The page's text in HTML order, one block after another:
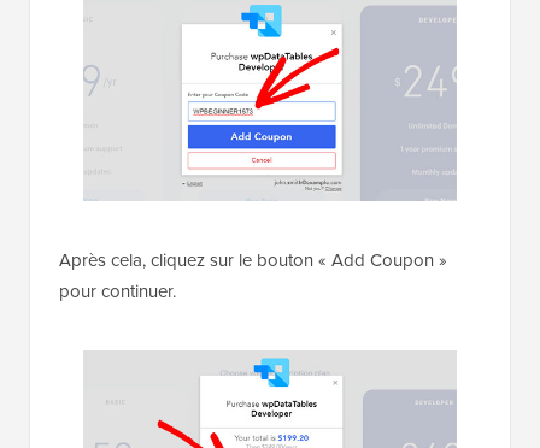
Après cela, cliquez sur le bouton « Add Coupon »
pour continuer.